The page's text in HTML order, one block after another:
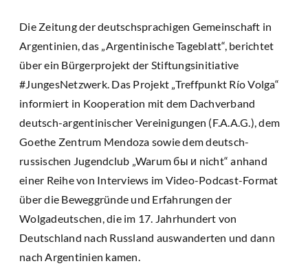
Die Zeitung der deutschsprachigen Gemeinschaft in
Argentinien, das „Argentinische Tageblatt“, berichtet
über ein Bürgerprojekt der Stiftungsinitiative
#JungesNetzwerk. Das Projekt „Treffpunkt Río Volga“
informiert in Kooperation mit dem Dachverband
deutsch-argentinischer Vereinigungen (F.A.A.G.), dem
Goethe Zentrum Mendoza sowie dem deutsch-
russischen Jugendclub „Warum бы и nicht“ anhand
einer Reihe von Interviews im Video-Podcast-Format
über die Beweggründe und Erfahrungen der
Wolgadeutschen, die im 17. Jahrhundert von
Deutschland nach Russland auswanderten und dann
nach Argentinien kamen.